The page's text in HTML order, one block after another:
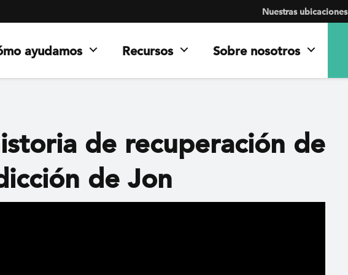
ayudamos Recursos Sobre nosotros
Nuestras ubicaciones
de recuperación de
de Jon